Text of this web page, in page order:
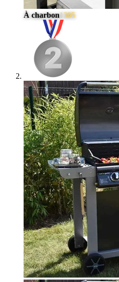
À charbon1305